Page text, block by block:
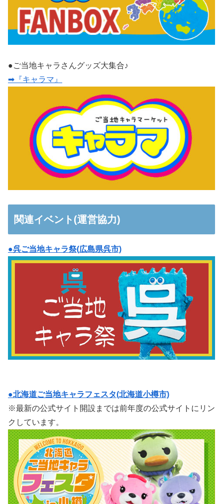
●ご当地キャラさんグッズ大集合♪
➡『キャラマ』
関連イベント(運営協力)
●呉ご当地キャラ祭(広島県呉市)
●北海道ご当地キャラフェスタ(北海道小樽市)
※最新の公式サイト開設までは前年度の公式サイトにリン
クしています。